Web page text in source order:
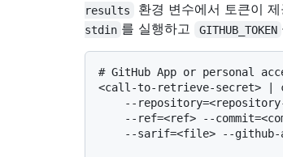
results
환경 변수에서 토큰이
stdin 를 실행하고 GITHUB_TOKEN
# GitHub App or personal
<call-to-retrieve-secret> |